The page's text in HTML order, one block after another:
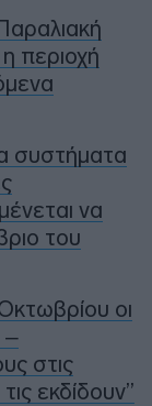
περιοχή
συστήματα
να
του
οι
–
στις
εκδίδουν”